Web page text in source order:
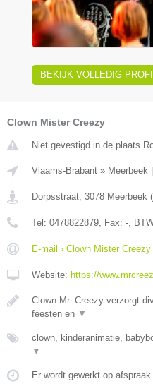
BEKIJK VOLLEDIG
Clown Mister Creezy
Niet gevestigd in de plaats
Vlaams-Brabant » Meerbeek
Dorpsstraat, 3078 Meerbeek (
Tel: 0478822879, Fax: -,
E-mail › Clown Mister Creezy
Website: https://
Clown Mr. Creezy verzorgt
feesten en ▼
clown, kinderanimatie,
▼
Er wordt gewerkt op afspraak.